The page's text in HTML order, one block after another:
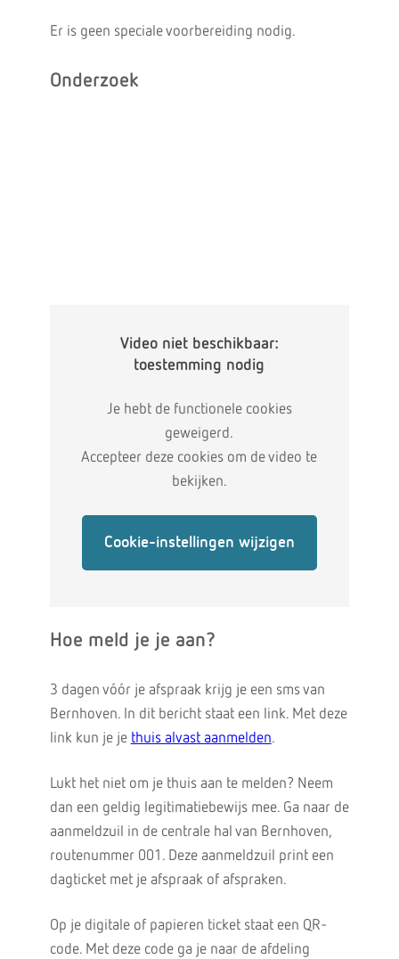
Er is geen speciale voorbereiding nodig.
Onderzoek
Video niet beschikbaar:
toestemming nodig
Je hebt de functionele cookies
geweigerd.
Accepteer deze cookies om de video te
bekijken.
Cookie-instellingen wijzigen
Hoe meld je je aan?
3 dagen vóór je afspraak krijg je een sms van
Bernhoven. In dit bericht staat een link. Met deze
link kun je je thuis alvast aanmelden.
Lukt het niet om je thuis aan te melden? Neem
dan een geldig legitimatiebewijs mee. Ga naar de
aanmeldzuil in de centrale hal van Bernhoven,
routenummer 001. Deze aanmeldzuil print een
dagticket met je afspraak of afspraken.
Op je digitale of papieren ticket staat een QR-
code. Met deze code ga je naar de afdeling